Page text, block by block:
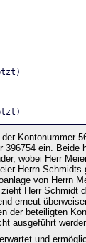
Kontonummer
396754 ein. Beide
wobei Herr
Herrn
von Herrn
Herr
erneut
der beteiligten
ausgeführt
und